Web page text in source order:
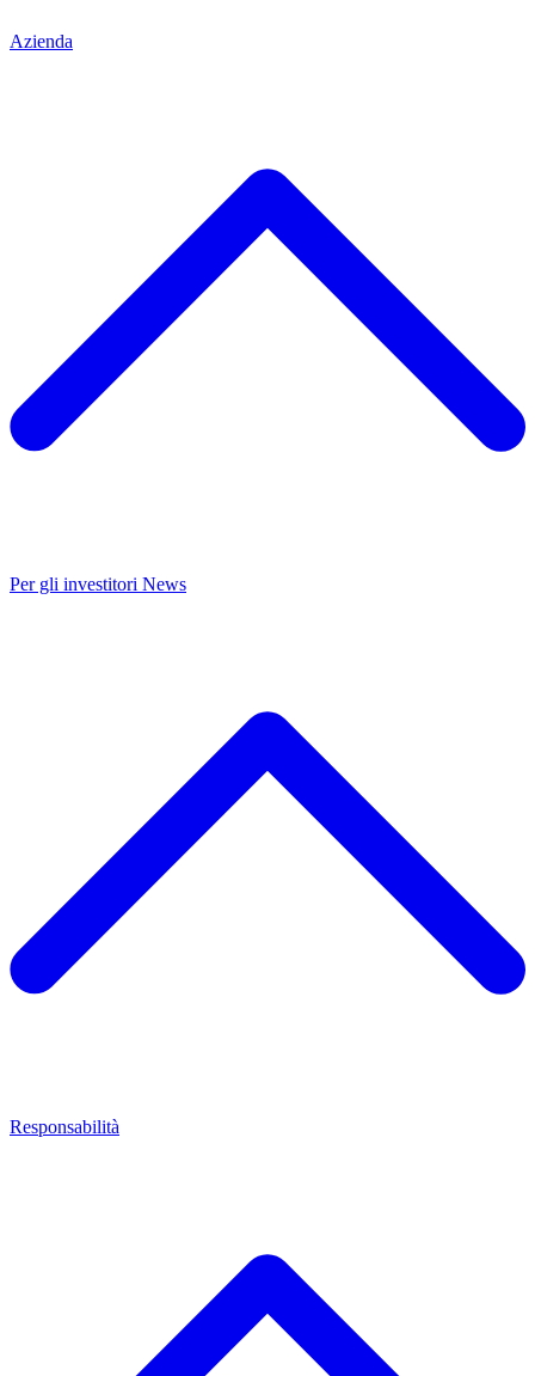
Azienda
Per gli investitori News
Responsabilità